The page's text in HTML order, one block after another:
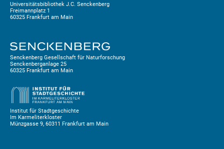
Universitätsbibliothek J.C. Senckenberg
Freimannplatz 1
60325 Frankfurt am Main
Senckenberg Gesellschaft für Naturforschung
Senckenberganlage 25
60325 Frankfurt am Main
Institut für Stadtgeschichte
Im Karmeliterkloster
Münzgasse 9, 60311 Frankfurt am Main